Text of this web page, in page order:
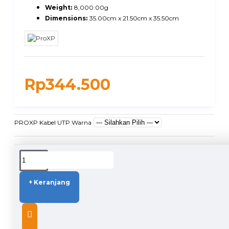
Rp344.500
Weight: 8,000.00g
Dimensions: 35.00cm x 21.50cm x 35.50cm
PROXP Kabel UTP Warna
+ Keranjang
DUKUNGAN PENGIRIMAN